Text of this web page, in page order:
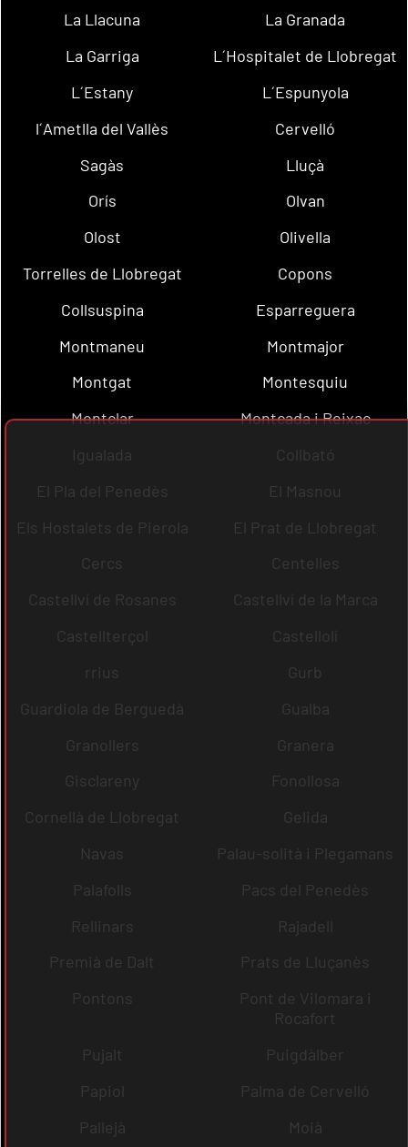
La Llacuna
La Granada
La Garriga
L´Hospitalet de Llobregat
L´Estany
L´Espunyola
l´Ametlla del Vallès
Cervelló
Sagàs
Lluçà
Orís
Olvan
Olost
Olivella
Torrelles de Llobregat
Copons
Collsuspina
Esparreguera
Montmaneu
Montmajor
Montgat
Montesquiu
Montclar
Montcada i Reixac
Igualada
Collbató
El Pla del Penedès
El Masnou
Els Hostalets de Pierola
El Prat de Llobregat
Cercs
Centelles
Castellví de Rosanes
Castellví de la Marca
Castellterçol
Castellolí
rrius
Gurb
Guardiola de Berguedà
Gualba
Granollers
Granera
Gisclareny
Fonollosa
Cornellà de Llobregat
Gelida
Navas
Palau-solità i Plegamans
Palafolls
Pacs del Penedès
Rellinars
Rajadell
Premià de Dalt
Prats de Lluçanès
Pontons
Pont de Vilomara i
Rocafort
Pujalt
Puigdàlber
Papiol
Palma de Cervelló
Pallejà
Moià